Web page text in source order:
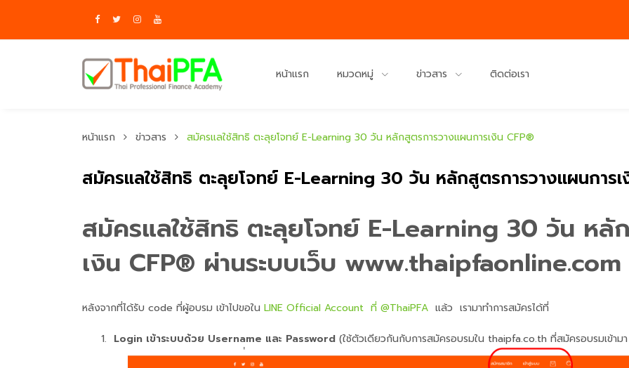
หน้าแรก หมวดหมู่ ข่าวสาร ติดต่อเรา
หน้าแรก ข่าวสาร สมัครแลใช้สิทธิ ตะลุยโจทย์ E-Learning 30 วัน หลักสูตรการวางแผนการเงิน CFP®
สมัครแลใช้สิทธิ ตะลุยโจทย์ E-Learning 30 วัน หลักสูตรการวางแผนการ
สมัครแลใช้สิทธิ ตะลุยโจทย์ E-Learning 30 วัน หลั
เงิน CFP® ผ่านระบบเว็บ www.thaipfaonline.com
หลังจากที่ได้รับ code ที่ผู้อบรม เข้าไปขอใน LINE Official Account ที่ @ThaiPFA แล้ว เรามาทำการสมัครได้ที่
Login เข้าระบบด้วย Username และ Password (ใช้ตัวเดียวกันกับการสมัครอบรมใน thaipfa.co.th ที่สมัครอบรมเข้ามา